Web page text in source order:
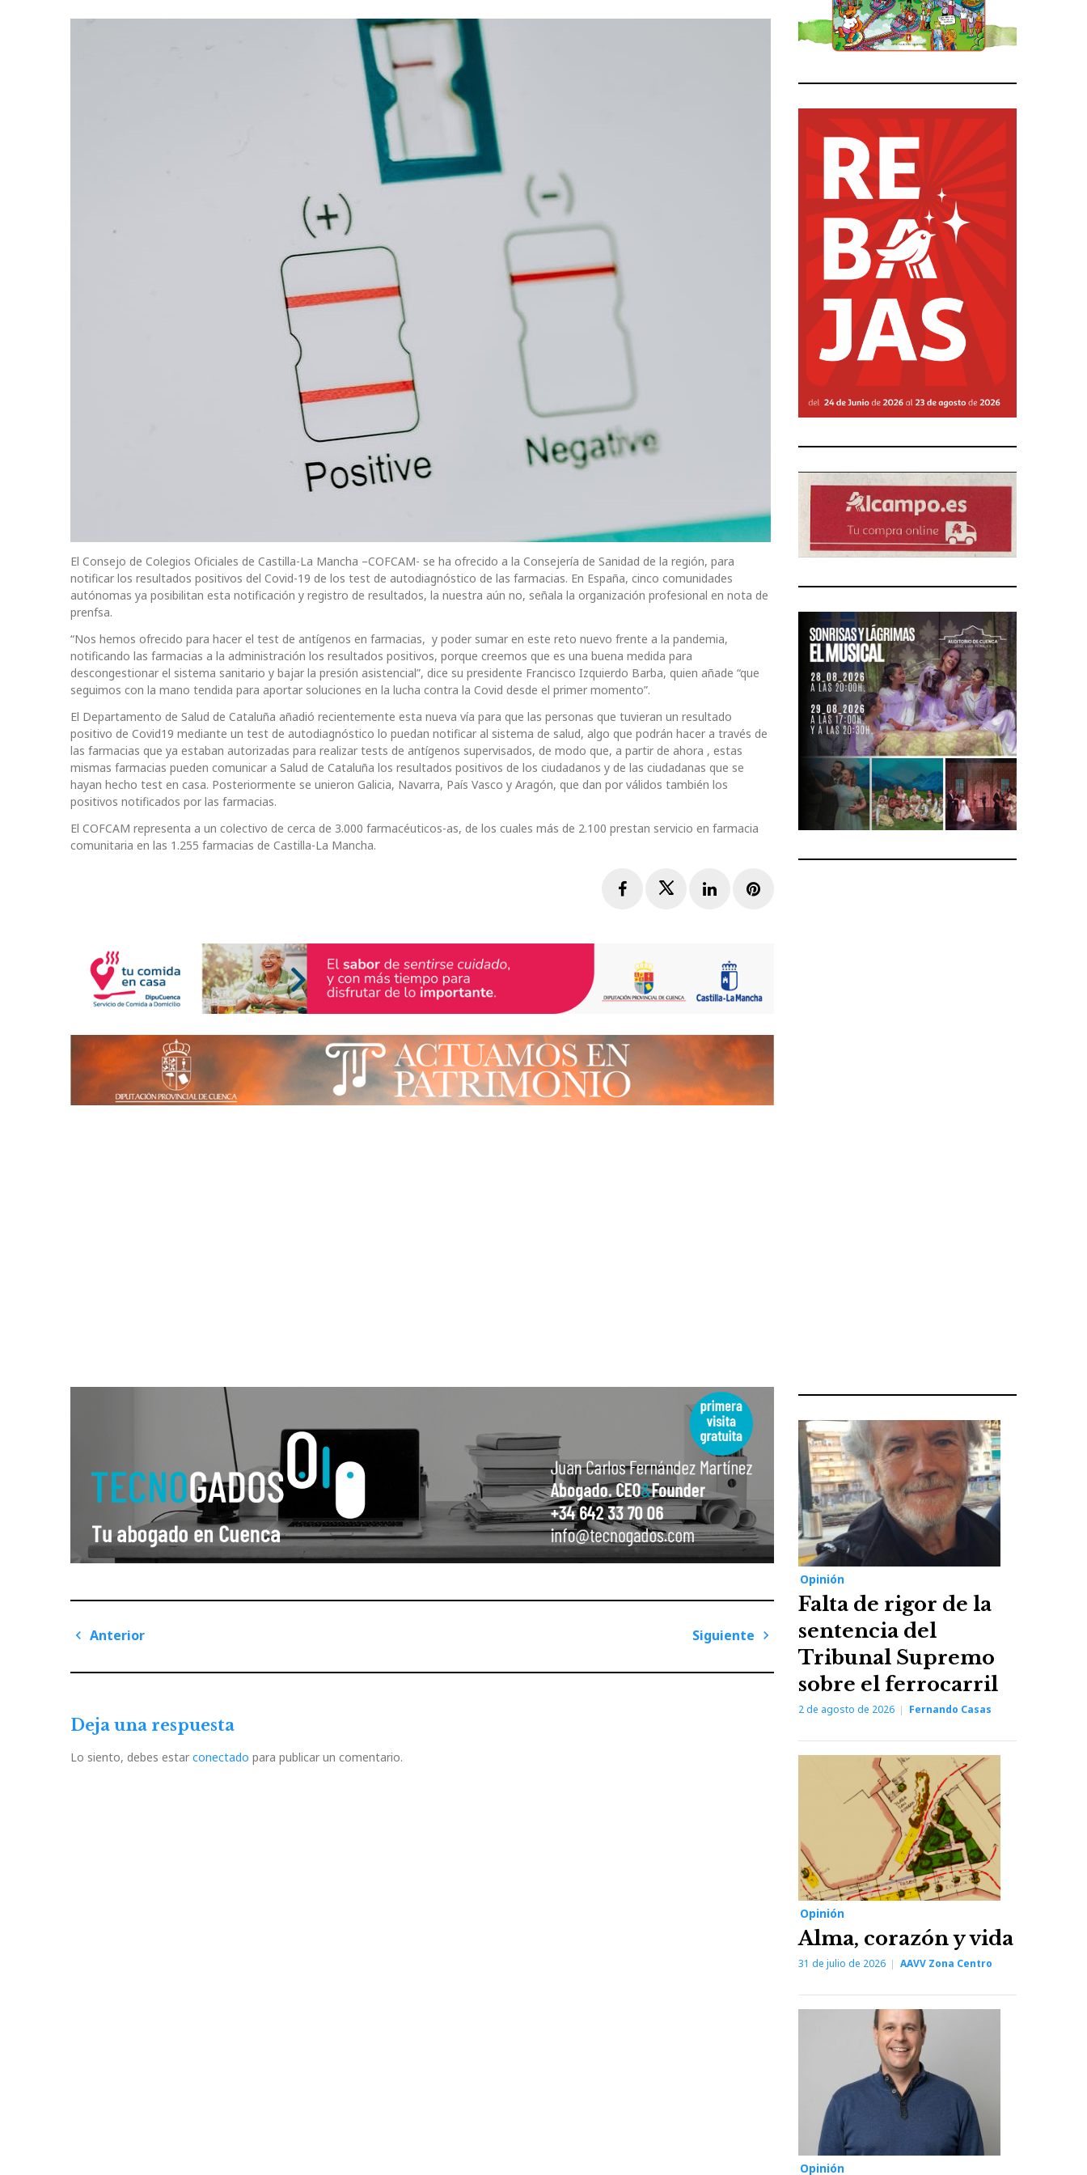
El Consejo de Colegios Oficiales de Castilla-La Mancha –COFCAM- se ha ofrecido a la Consejería de Sanidad de la región, para
notificar los resultados positivos del Covid-19 de los test de autodiagnóstico de las farmacias. En España, cinco comunidades
autónomas ya posibilitan esta notificación y registro de resultados, la nuestra aún no, señala la organización profesional en nota de
prenfsa.
“Nos hemos ofrecido para hacer el test de antígenos en farmacias, y poder sumar en este reto nuevo frente a la pandemia,
notificando las farmacias a la administración los resultados positivos, porque creemos que es una buena medida para
descongestionar el sistema sanitario y bajar la presión asistencial”, dice su presidente Francisco Izquierdo Barba, quien añade “que
seguimos con la mano tendida para aportar soluciones en la lucha contra la Covid desde el primer momento”.
El Departamento de Salud de Cataluña añadió recientemente esta nueva vía para que las personas que tuvieran un resultado
positivo de Covid19 mediante un test de autodiagnóstico lo puedan notificar al sistema de salud, algo que podrán hacer a través de
las farmacias que ya estaban autorizadas para realizar tests de antígenos supervisados, de modo que, a partir de ahora , estas
mismas farmacias pueden comunicar a Salud de Cataluña los resultados positivos de los ciudadanos y de las ciudadanas que se
hayan hecho test en casa. Posteriormente se unieron Galicia, Navarra, País Vasco y Aragón, que dan por válidos también los
positivos notificados por las farmacias.
El COFCAM representa a un colectivo de cerca de 3.000 farmacéuticos-as, de los cuales más de 2.100 prestan servicio en farmacia
comunitaria en las 1.255 farmacias de Castilla-La Mancha.
FacebookTwitterLinkedInPinterest
Navegación
de
Anterior
Siguiente
Deja una respuesta
Lo siento, debes estar conectado para publicar un comentario.
Opinión
Falta de rigor de la
sentencia del
Tribunal Supremo
sobre el ferrocarril
2 de agosto de 2026 Fernando Casas
Opinión
Alma, corazón y vida
31 de julio de 2026 AAVV Zona Centro
Opinión